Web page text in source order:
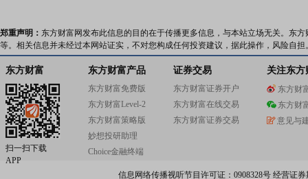
郑重声明： 东方财富网发布此信息的目的在于传播更多信息，与本站立场无关。东
等。相关信息并未经过本网站证实，不对您构成任何投资建议，据此操作，风险自担